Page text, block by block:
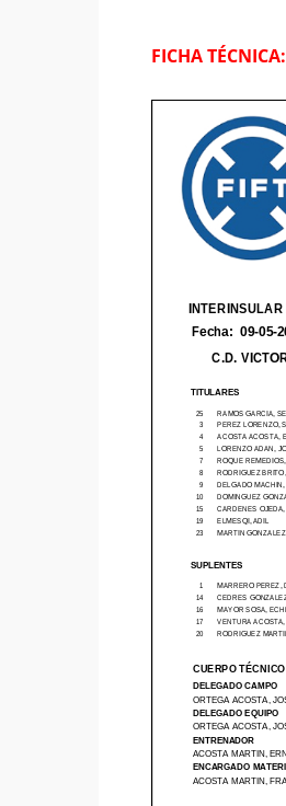
FICHA TÉCNICA: